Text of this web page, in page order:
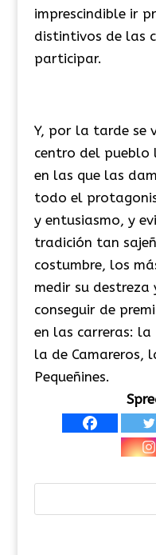
imprescindible ir
distintivos de las
participar.
Y, por la tarde se
centro del pueblo
en las que las
todo el
y entusiasmo, y
tradición tan
costumbre, los
medir su
conseguir de
en las carreras:
la de Camareros,
Pequeñines.